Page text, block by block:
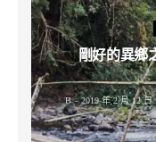
剛好的異
B 2019 年 2 月 12 日